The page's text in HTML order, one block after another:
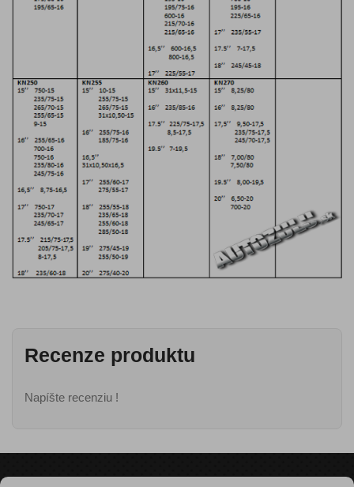
Recenze produktu
Napíšte recenziu !